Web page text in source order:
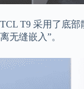
TCL T9 采用了 底部
离无缝嵌入”。